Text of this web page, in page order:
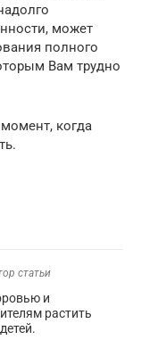
может
полного
Вам трудно
когда
статьи
и
растить